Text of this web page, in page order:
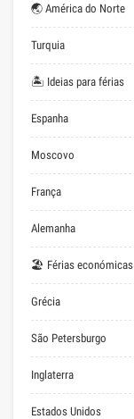
🌏 América do Norte
Turquia
🏝 Ideias para férias
Espanha
Moscovo
França
Alemanha
🏖 Férias económicas
Grécia
São Petersburgo
Inglaterra
Estados Unidos